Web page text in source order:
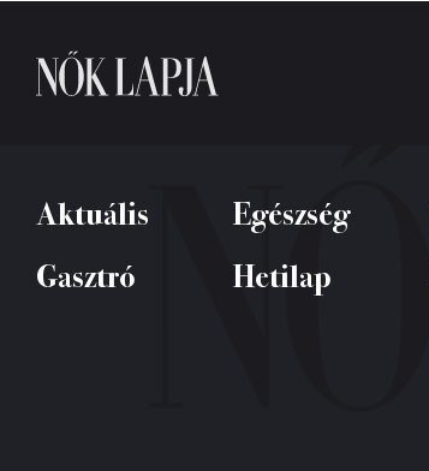
Aktuális Egészség
Gasztró
Hetilap